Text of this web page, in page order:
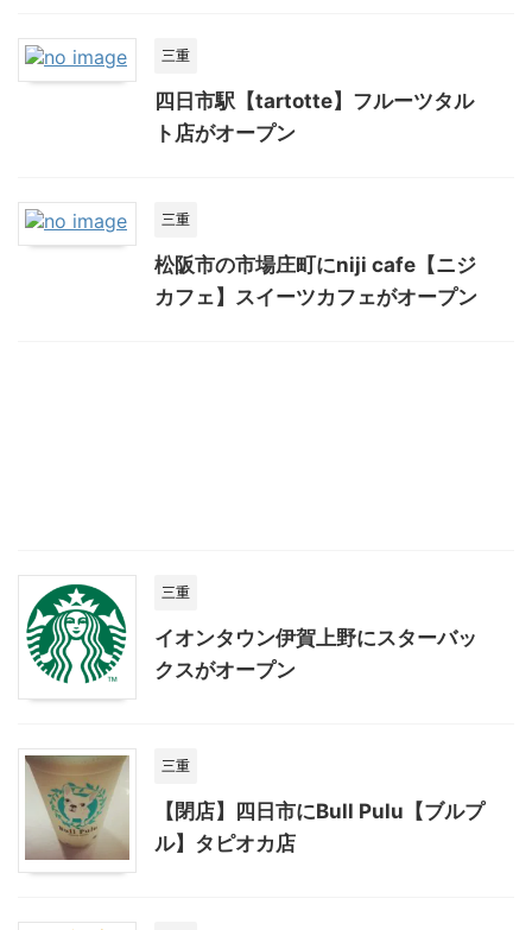
三重
四日市駅【tartotte】フルーツタル
ト店がオープン
三重
松阪市の市場庄町にniji cafe【ニジ
カフェ】スイーツカフェがオープン
三重
イオンタウン伊賀上野にスターバッ
クスがオープン
三重
【閉店】四日市にBull Pulu【ブルプ
ル】タピオカ店